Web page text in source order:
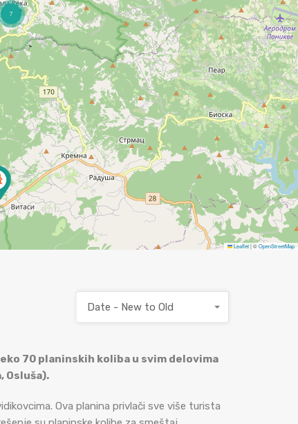
7
Leaflet|©OpenStreetMap
Date - New to Old
70 planinskih koliba u svim delovima
Osluša).
Ova planina privlači sve više turista